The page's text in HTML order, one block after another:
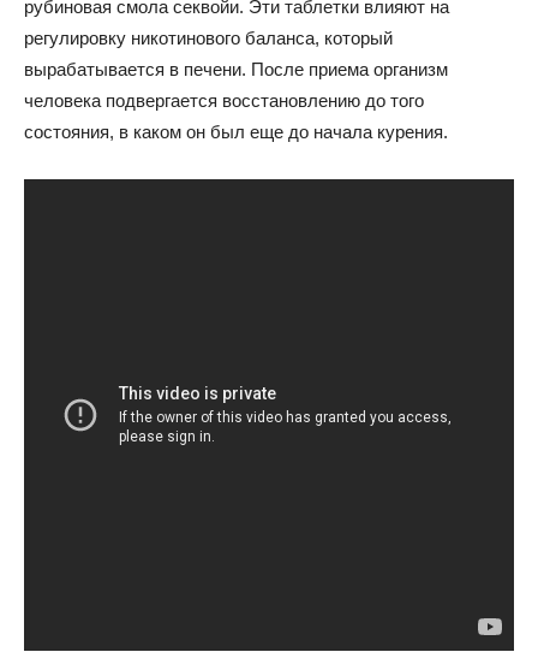
рубиновая смола секвойи. Эти таблетки влияют на
регулировку никотинового баланса, который
вырабатывается в печени. После приема организм
человека подвергается восстановлению до того
состояния, в каком он был еще до начала курения.